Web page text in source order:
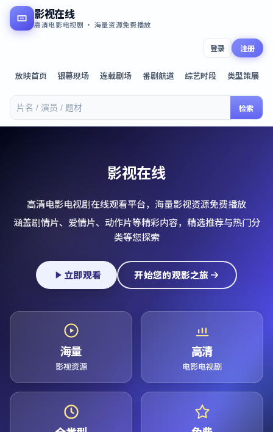
影视在线
高清电影电视剧 · 海量资源免费播放
放映首页 银幕现场 连载剧场 番剧航道 综艺时段 类型策展
检索
登录 注册
影视在线
高清电影电视剧在线观看平台，海量影视资源免费播放
涵盖剧情片、爱情片、动作片等精彩内容，精选推荐与热门分
类等您探索
立即观看 开始您的观影之旅
海量
影视资源
高清
电影电视剧